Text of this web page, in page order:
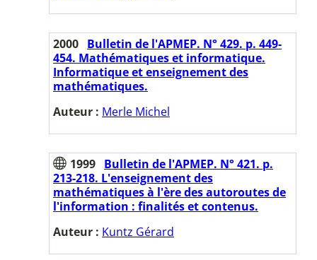
2000 Bulletin de l'APMEP. N° 429. p. 449-
454. Mathématiques et informatique.
Informatique et enseignement des
mathématiques.
Auteur : Merle Michel
1999 Bulletin de l'APMEP. N° 421. p.
213-218. L'enseignement des
mathématiques à l'ère des autoroutes de
l'information : finalités et contenus.
Auteur : Kuntz Gérard